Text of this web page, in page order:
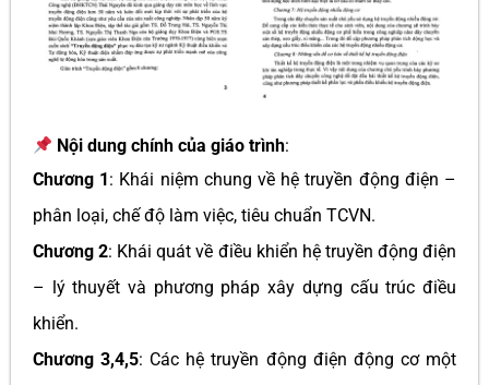
Nội dung chính của giáo trình:
Chương 1 : Khái niệm chung về hệ truyền động điện –
phân loại, chế độ làm việc, tiêu chuẩn TCVN.
Chương 2: Khái quát về điều khiển hệ truyền động điện
– lý thuyết và phương pháp xây dựng cấu trúc điều
khiển.
Chương 3,4,5: Các hệ truyền động điện động cơ một